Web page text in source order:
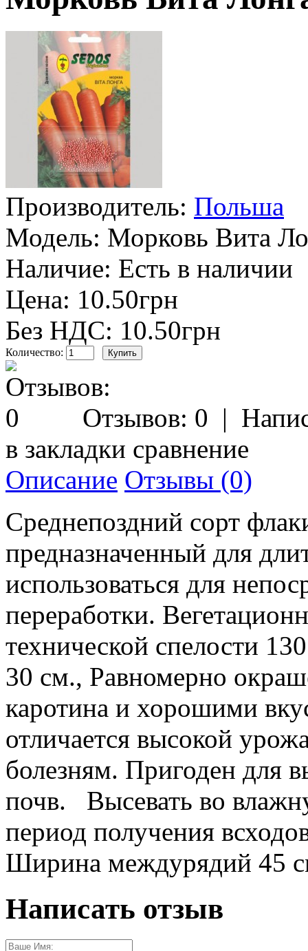
Производитель: Польша
Модель: Морковь Вита
Наличие: Есть в наличии
Цена: 10.50грн
Без НДС: 10.50грн
Количество:
Отзывов: 0 |
в закладки сравнение
Описание Отзывы (0)
Среднепоздний сорт
предназначенный для
использоваться для
переработки.
технической спелости
30 см., Равномерно
каротина и хорошими
отличается высокой
болезням. Пригоден для
почв. Высевать во
период получения
Ширина междурядий 45
Написать отзыв